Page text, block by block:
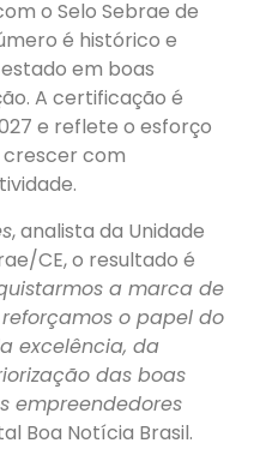
o Selo Sebrae de
é histórico e
em boas
A certificação é
e reflete o esforço
crescer com
, analista da Unidade
CE, o resultado é
a marca de
o papel do
excelência, da
das boas
empreendedores
Boa Notícia Brasil.